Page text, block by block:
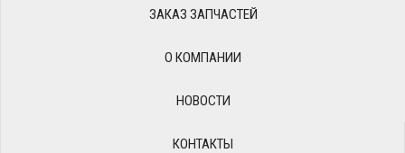
ЗАКАЗ ЗАПЧАСТЕЙ
О КОМПАНИИ
НОВОСТИ
КОНТАКТЫ